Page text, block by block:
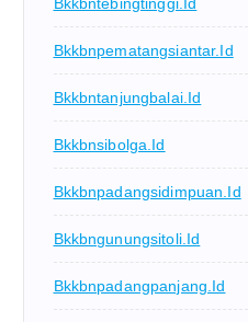
Bkkbnpematangsiantar.id
Bkkbntanjungbalai.id
Bkkbnsibolga.id
Bkkbnpadangsidimpuan.id
Bkkbngunungsitoli.id
Bkkbnpadangpanjang.id